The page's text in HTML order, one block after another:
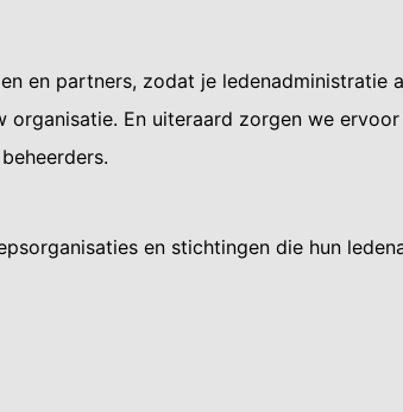
en partners, zodat je
organisatie. En uiteraard zorgen we
en stichtingen die hun